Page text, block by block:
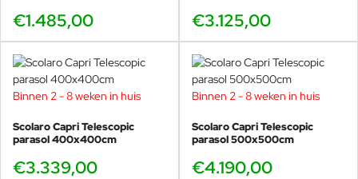
De afmeting van 600x600cm zorgt voor royale
beschutting en een stijlvolle uitstraling op elk
terras. Zo is de Capri parasol ideaal voor wie alleen
design en levensduur.
€1.485,00 €3.125,00
Binnen 2 - 8 weken in huis
Scolaro Capri Telescopic
parasol 400x400cm
€3.339,00
Binnen 2 - 8 weken in huis
Scolaro Capri Telescopic
parasol 500x500cm
€4.190,00